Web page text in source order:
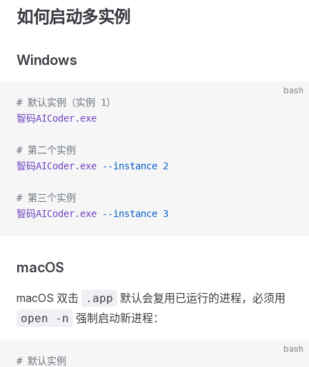
如何启动多实例
Windows
bash
# 默认实例（实例 1）
智码AICoder.exe
# 第二个实例
智码AICoder.exe --instance 2
# 第三个实例
智码AICoder.exe --instance 3
macOS
macOS 双击 .app 默认会复用已运行的进程，必须用
open -n 强制启动新进程：
bash
# 默认实例